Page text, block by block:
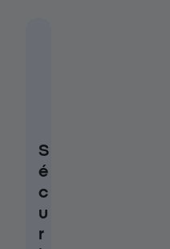
S
é
c
u
r